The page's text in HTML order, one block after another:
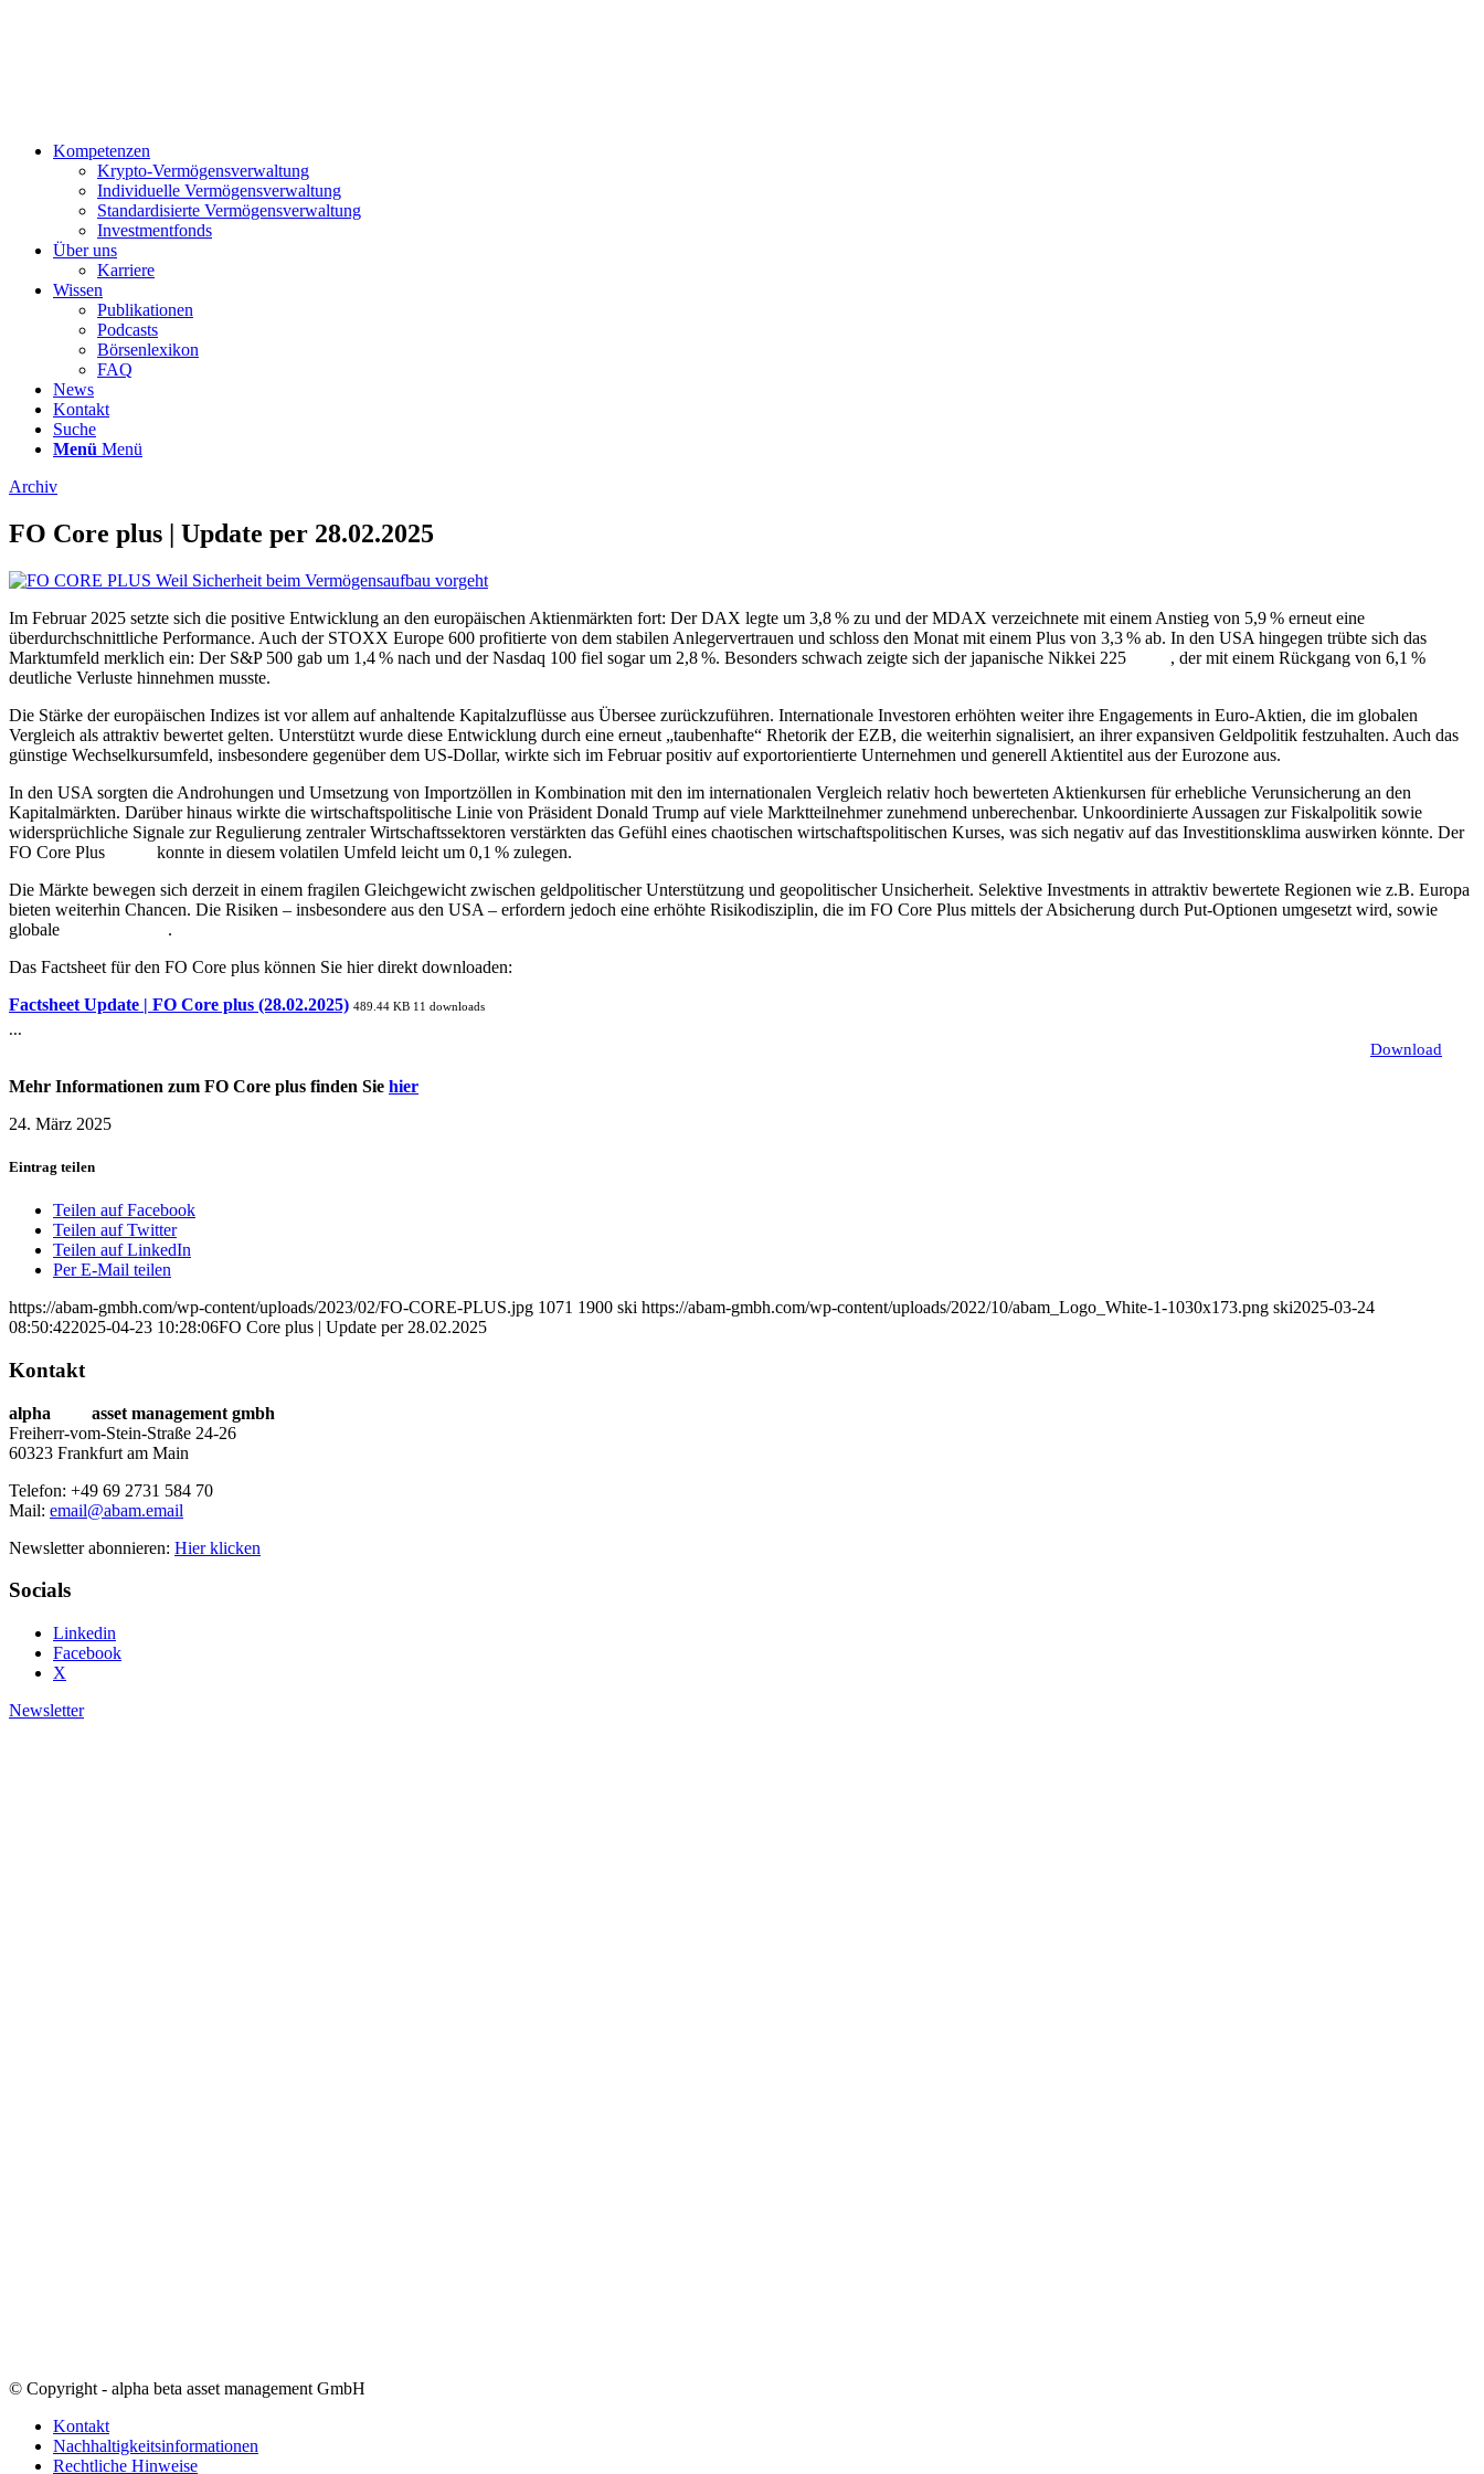
Kompetenzen
Krypto-Vermögensverwaltung
Individuelle Vermögensverwaltung
Standardisierte Vermögensverwaltung
Investmentfonds
Über uns
Karriere
Wissen
Publikationen
Podcasts
Börsenlexikon
FAQ
News
Kontakt
Suche
Menü Menü
Archiv
FO Core plus | Update per 28.02.2025
Im Februar 2025 setzte sich die positive Entwicklung an den europäischen Aktienmärkten fort: Der DAX legte um 3,8 % zu und der MDAX verzeichnete mit einem Anstieg von 5,9 % erneut eine
überdurchschnittliche Performance. Auch der STOXX Europe 600 profitierte von dem stabilen Anlegervertrauen und schloss den Monat mit einem Plus von 3,3 % ab. In den USA hingegen trübte sich das
Marktumfeld merklich ein: Der S&P 500 gab um 1,4 % nach und der Nasdaq 100 fiel sogar um 2,8 %. Besonders schwach zeigte sich der japanische Nikkei 225
, der mit einem Rückgang von 6,1 %
deutliche Verluste hinnehmen musste.
Die Stärke der europäischen Indizes ist vor allem auf anhaltende Kapitalzuflüsse aus Übersee zurückzuführen. Internationale Investoren erhöhten weiter ihre Engagements in Euro-Aktien, die im globalen
Vergleich als attraktiv bewertet gelten. Unterstützt wurde diese Entwicklung durch eine erneut „taubenhafte“ Rhetorik der EZB, die weiterhin signalisiert, an ihrer expansiven Geldpolitik festzuhalten. Auch das
günstige Wechselkursumfeld, insbesondere gegenüber dem US-Dollar, wirkte sich im Februar positiv auf exportorientierte Unternehmen und generell Aktientitel aus der Eurozone aus.
In den USA sorgten die Androhungen und Umsetzung von Importzöllen in Kombination mit den im internationalen Vergleich relativ hoch bewerteten Aktienkursen für erhebliche Verunsicherung an den
Kapitalmärkten. Darüber hinaus wirkte die wirtschaftspolitische Linie von Präsident Donald Trump auf viele Marktteilnehmer zunehmend unberechenbar. Unkoordinierte Aussagen zur Fiskalpolitik sowie
widersprüchliche Signale zur Regulierung zentraler Wirtschaftssektoren verstärkten das Gefühl eines chaotischen wirtschaftspolitischen Kurses, was sich negativ auf das Investitionsklima auswirken könnte. Der
FO Core Plus
konnte in diesem volatilen Umfeld leicht um 0,1 % zulegen.
Die Märkte bewegen sich derzeit in einem fragilen Gleichgewicht zwischen geldpolitischer Unterstützung und geopolitischer Unsicherheit. Selektive Investments in attraktiv bewertete Regionen wie z.B. Europa
bieten weiterhin Chancen. Die Risiken – insbesondere aus den USA – erfordern jedoch eine erhöhte Risikodisziplin, die im FO Core Plus mittels der Absicherung durch Put-Optionen umgesetzt wird, sowie
globale
.
Das Factsheet für den FO Core plus können Sie hier direkt downloaden:
Factsheet Update | FO Core plus (28.02.2025) 489.44 KB 11 downloads
...
Download
Mehr Informationen zum FO Core plus finden Sie hier
24. März 2025
Eintrag teilen
Teilen auf Facebook
Teilen auf Twitter
Teilen auf LinkedIn
Per E-Mail teilen
https://abam-gmbh.com/wp-content/uploads/2023/02/FO-CORE-PLUS.jpg 1071 1900 ski https://abam-gmbh.com/wp-content/uploads/2022/10/abam_Logo_White-1-1030x173.png ski2025-03-24
08:50:422025-04-23 10:28:06FO Core plus | Update per 28.02.2025
Kontakt
alpha
asset management gmbh
Freiherr-vom-Stein-Straße 24-26
60323 Frankfurt am Main
Telefon: +49 69 2731 584 70
Mail: email@abam.email
Newsletter abonnieren: Hier klicken
Socials
Linkedin
Facebook
X
Newsletter
© Copyright - alpha beta asset management GmbH
Kontakt
Nachhaltigkeitsinformationen
Rechtliche Hinweise